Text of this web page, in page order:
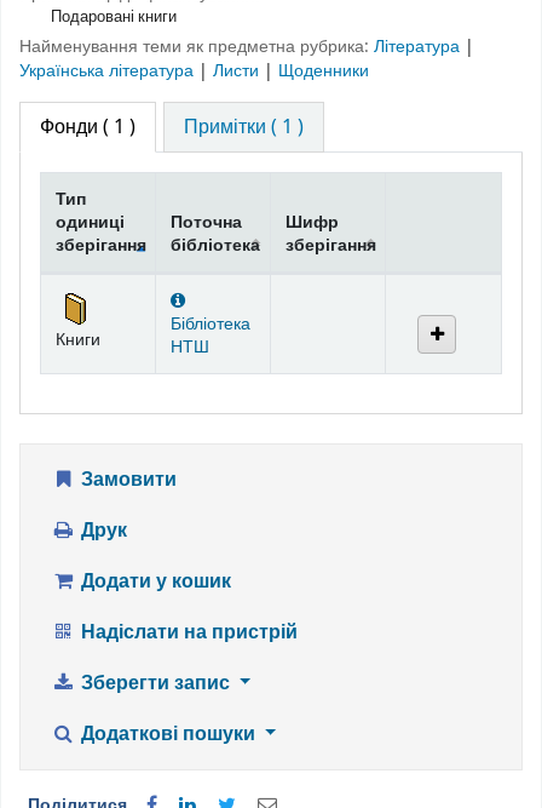
Подаровані книги
Найменування теми як предметна рубрика: Література |
Українська література | Листи | Щоденники
Фонди ( 1 ) Примітки ( 1 )
Фонди
Тип
одиниці
зберігання
Поточна
бібліотека
Шифр
зберігання
Книги
Бібліотека
НТШ
Замовити
Друк
Додати у кошик
Надіслати на пристрій
Зберегти запис
Додаткові пошуки